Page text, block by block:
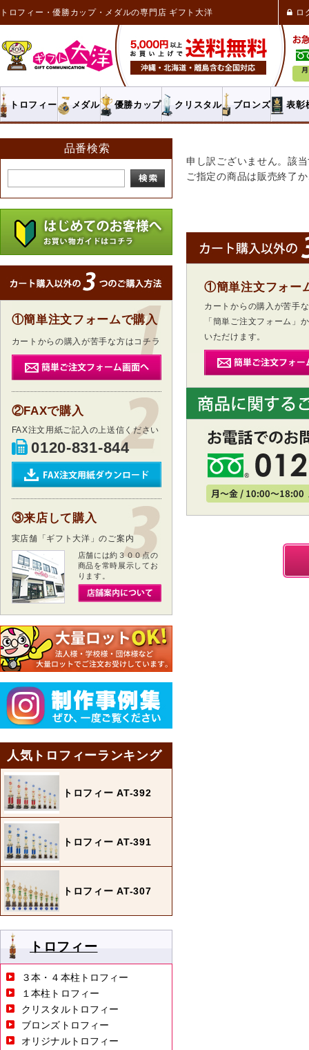
トロフィー・優勝カップ・メダルの専門店 ギフト大洋 ロ
トロフィー メダル 優勝カップ クリスタル ブロンズ 表彰
申し訳ございません。該
ご指定の商品は販売終了
①簡単注文フォー
カートからの購入が苦手
「簡単ご注文フォーム」
いただけます。
品番検索
①簡単注文フォームで購入
カートからの購入が苦手な方はコチラ
②FAXで購入
FAX注文用紙ご記入の上送信ください
0120-831-844
③来店して購入
実店舗「ギフト大洋」のご案内
店舗には約３００点の
商品を常時展示してお
ります。
人気トロフィーランキング
トロフィー AT-392
トロフィー AT-391
トロフィー AT-307
トロフィー
３本・４本柱トロフィー
１本柱トロフィー
クリスタルトロフィー
ブロンズトロフィー
オリジナルトロフィー